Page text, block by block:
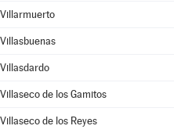
Villarmuerto
Villasbuenas
Villasdardo
Villaseco de los Gamitos
Villaseco de los Reyes